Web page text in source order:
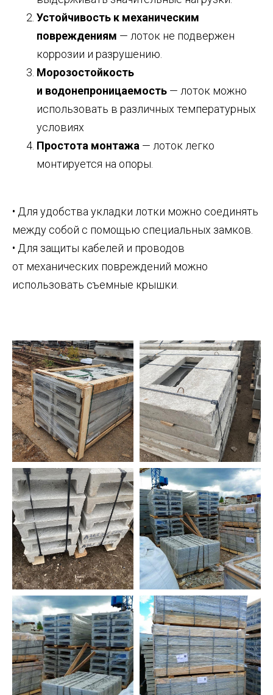
Устойчивость к механическим
повреждениям — лоток не подвержен
коррозии и разрушению.
Морозостойкость
и водонепроницаемость — лоток можно
использовать в различных температурных
условиях
Простота монтажа — лоток легко
монтируется на опоры.
• Для удобства укладки лотки можно соединять
между собой с помощью специальных замков.
• Для защиты кабелей и проводов
от механических повреждений можно
использовать съемные крышки.